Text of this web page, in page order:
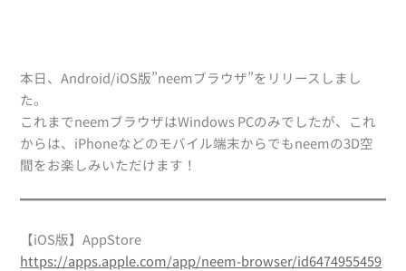
本日、Android/iOS版”neemブラウザ”をリリースしまし
た。
これまでneemブラウザはWindows PCのみでしたが、これ
からは、iPhoneなどのモバイル端末からでもneemの3D空
間をお楽しみいただけます！
【iOS版】AppStore
https://apps.apple.com/app/neem-browser/id6474955459